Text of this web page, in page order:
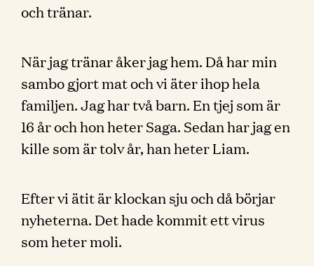
och tränar.
När jag tränar åker jag hem. Då har min
sambo gjort mat och vi äter ihop hela
familjen. Jag har två barn. En tjej som är
16 år och hon heter Saga. Sedan har jag en
kille som är tolv år, han heter Liam.
Efter vi ätit är klockan sju och då börjar
nyheterna. Det hade kommit ett virus
som heter moli.